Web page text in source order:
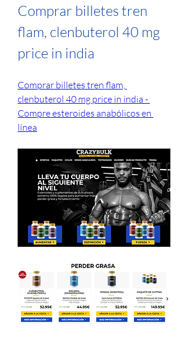
Comprar billetes tren
flam, clenbuterol 40 mg
price in india
Comprar billetes tren flam,
clenbuterol 40 mg price in india -
Compre esteroides anabólicos en
línea